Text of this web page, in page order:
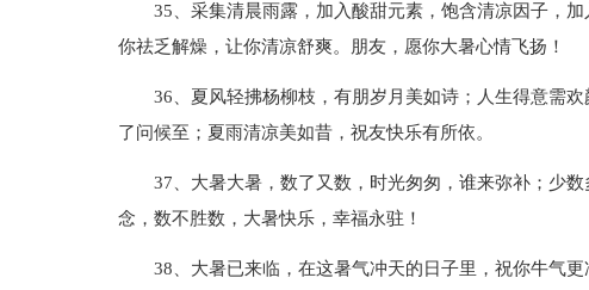
35、采集清晨雨露，加入酸甜元素，饱含清凉因子，
你祛乏解燥，让你清凉舒爽。朋友，愿你大暑心情飞扬！
36、夏风轻拂杨柳枝，有朋岁月美如诗；人生得意需
了问候至；夏雨清凉美如昔，祝友快乐有所依。
37、大暑大暑，数了又数，时光匆匆，谁来弥补；少
念，数不胜数，大暑快乐，幸福永驻！
38、大暑已来临，在这暑气冲天的日子里，祝你牛气